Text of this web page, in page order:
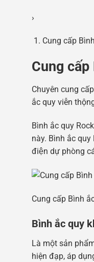
›
Cung cấp
Cung
Chuyên cung
ắc quy viễn
Bình ắc quy
này. Bình ắc
điện dự phòng
Cung cấp Bình
Bình ắc quy
Là một sản
hiện đạp, áp